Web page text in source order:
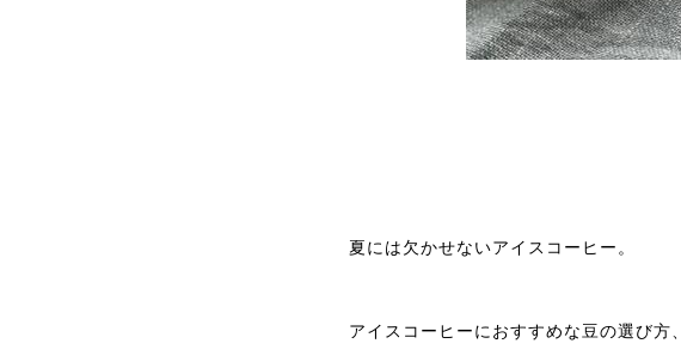
夏には欠かせないアイスコーヒー。
アイスコーヒーにおすすめな豆の選び方、